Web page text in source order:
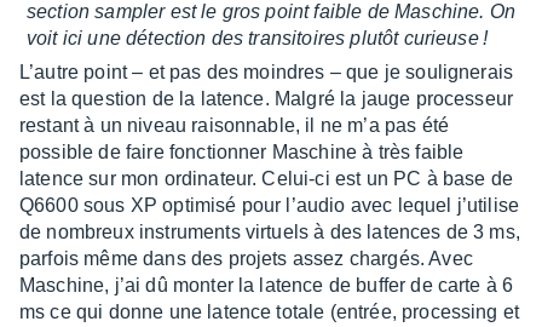
section sampler est le gros point faible de Maschine. On
voit ici une détec­tion des tran­si­toires plutôt curieuse !
L’autre point – et pas des moindres – que je souli­gne­rais
est la ques­tion de la latence. Malgré la jauge proces­seur
restant à un niveau raison­nable, il ne m’a pas été
possible de faire fonc­tion­ner Maschine à très faible
latence sur mon ordi­na­teur. Celui-ci est un PC à base de
Q6600 sous XP opti­misé pour l’au­dio avec lequel j’uti­lise
de nombreux instru­ments virtuels à des latences de 3 ms,
parfois même dans des projets assez char­gés. Avec
Maschine, j’ai dû monter la latence de buffer de carte à 6
ms ce qui donne une latence totale (entrée, proces­sing et